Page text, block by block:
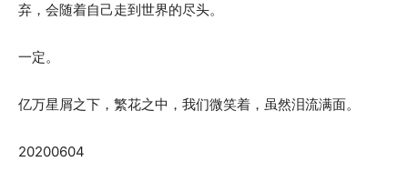
弃，会随着自己走到世界的尽头。
一定。
亿万星屑之下，繁花之中，我们微笑着，虽然泪流满面。
20200604